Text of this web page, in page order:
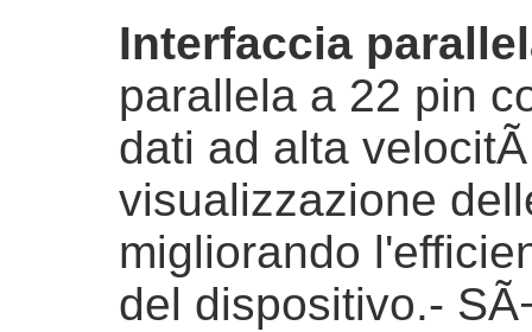
Interfaccia
parallela a 22 pin
dati ad alta
visualizzazione
migliorando
del dispositivo.-